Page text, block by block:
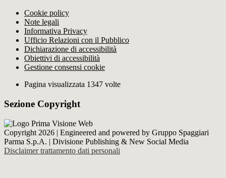
Cookie policy
Note legali
Informativa Privacy
Ufficio Relazioni con il Pubblico
Dichiarazione di accessibilità
Obiettivi di accessibilità
Gestione consensi cookie
Pagina visualizzata 1347 volte
Sezione Copyright
Copyright 2026 | Engineered and powered by Gruppo Spaggiari
Parma S.p.A. | Divisione Publishing & New Social Media
Disclaimer trattamento dati personali